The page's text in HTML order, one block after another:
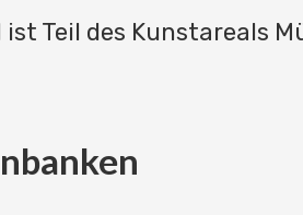
ist Teil des Kunstareals